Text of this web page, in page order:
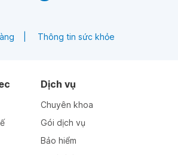
Thông tin sức khỏe
Dịch vụ
Chuyên khoa
Gói dịch vụ
Bảo hiểm